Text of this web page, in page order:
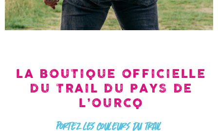
LA BOUTIQUE OFFICIELLE
DU TRAIL DU PAYS DE
L’OURCQ
Portez les couleurs du trail